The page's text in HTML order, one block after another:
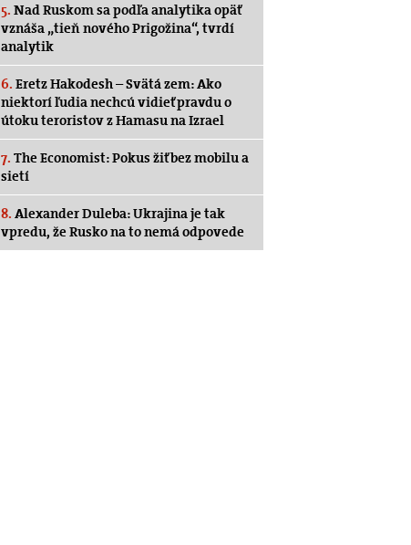
5. Nad Ruskom sa podľa analytika opäť
vznáša „tieň nového Prigožina“, tvrdí
analytik
6. Eretz Hakodesh – Svätá zem: Ako
niektorí ľudia nechcú vidieť pravdu o
útoku teroristov z Hamasu na Izrael
7. The Economist: Pokus žiť bez mobilu a
sietí
8. Alexander Duleba: Ukrajina je tak
vpredu, že Rusko na to nemá odpovede